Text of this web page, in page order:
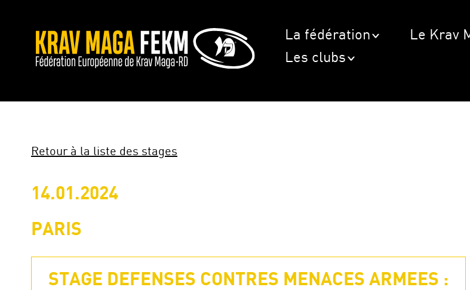
La fédération
Le Krav
Les clubs
Retour à la liste des stages
14.01.2024
PARIS
STAGE DEFENSES CONTRES MENACES ARMEES :